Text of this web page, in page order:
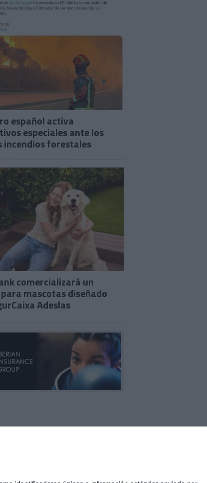
español activa
especiales ante los
incendios forestales
comercializará un
mascotas diseñado
Adeslas